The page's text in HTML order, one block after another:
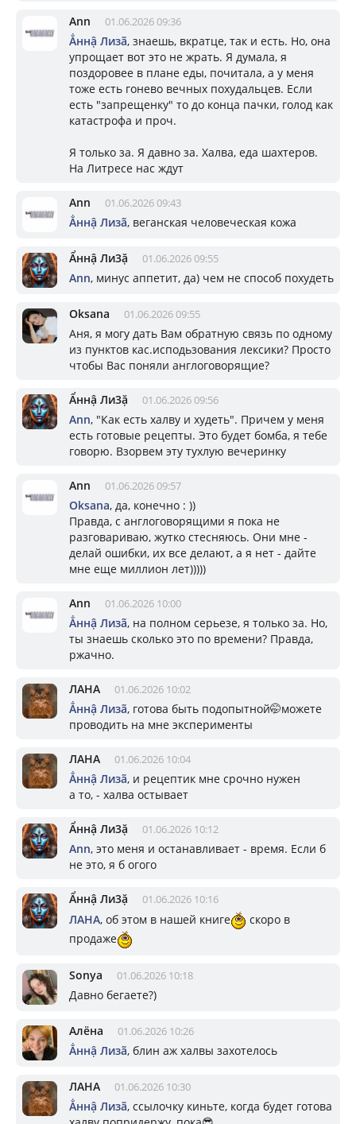
Ann 01.06.2026 09:36
Ẳннậ Лизã, знаешь, вкратце, так и есть. Но, она
упрощает вот это не жрать. Я думала, я
поздоровее в плане еды, почитала, а у меня
тоже есть гонево вечных похудальцев. Если
есть "запрещенку" то до конца пачки, голод как
катастрофа и проч.
Я только за. Я давно за. Халва, еда шахтеров.
На Литресе нас ждут
Ann 01.06.2026 09:43
Ẳннậ Лизã, веганская человеческая кожа
Ẩннậ Ли3ặ 01.06.2026 09:55
Ann, минус аппетит, да) чем не способ похудеть
Oksana 01.06.2026 09:55
Аня, я могу дать Вам обратную связь по одному
из пунктов кас.исподьзования лексики? Просто
чтобы Вас поняли англоговорящие?
Ẩннậ Ли3ặ 01.06.2026 09:56
Ann, "Как есть халву и худеть". Причем у меня
есть готовые рецепты. Это будет бомба, я тебе
говорю. Взорвем эту тухлую вечеринку
Ann 01.06.2026 09:57
Oksana, да, конечно : ))
Правда, с англоговорящими я пока не
разговариваю, жутко стесняюсь. Они мне -
делай ошибки, их все делают, а я нет - дайте
мне еще миллион лет)))))
Ann 01.06.2026 10:00
Ẳннậ Лизã, на полном серьезе, я только за. Но,
ты знаешь сколько это по времени? Правда,
ржачно.
ЛАНА 01.06.2026 10:02
Ẳннậ Лизã, готова быть подопытной🤭можете
проводить на мне эксперименты
ЛАНА 01.06.2026 10:04
Ẳннậ Лизã, и рецептик мне срочно нужен
а то, - халва остывает
Ẩннậ Ли3ặ 01.06.2026 10:12
Ann, это меня и останавливает - время. Если б
не это, я б огого
Ẩннậ Ли3ặ 01.06.2026 10:16
ЛАНА, об этом в нашей книге
скоро в
продаже
Sonya 01.06.2026 10:18
Давно бегаете?)
Алёна 01.06.2026 10:26
Ẳннậ Лизã, блин аж халвы захотелось
ЛАНА 01.06.2026 10:30
Ẳннậ Лизã, ссылочку киньте, когда будет готова